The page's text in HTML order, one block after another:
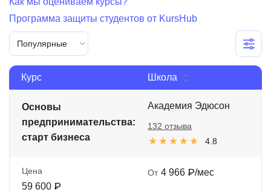
Программа защиты студентов от KursHub
Популярные
Курс Школа
Основы
предпринимательства:
старт бизнеса
Академия Эдюсон
4.8
132 отзыва
Цена
59 600 ₽
От 4 966 ₽/мес
Дизайн
Аналитика
Менеджмент
Иностранные языки
Soft Skills
ДПО
Акции и промокоды